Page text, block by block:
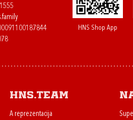
HNS Shop App
HNS.team
A reprezentacija